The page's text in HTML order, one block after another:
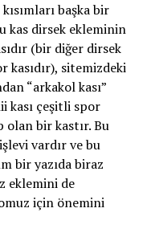
başka bir
kas dirsek ekleminin
(bir diğer dirsek
kasıdır), sitemizdeki
“arkakol kası”
kası çeşitli spor
olan bir kastır. Bu
vardır ve bu
bir yazıda biraz
eklemini de
için önemini